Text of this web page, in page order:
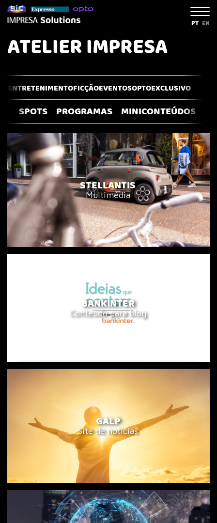
PT EN
ATELIER IMPRESA
SPOTS PROGRAMAS MINICONTEÚDOS
ENTRETENIMENTOFICÇÃOEVENTOSOPTOEXCLUSIVO
STELLANTIS
Multimédia
BANKINTER
Conteúdo para blog
GALP
Site de notícias